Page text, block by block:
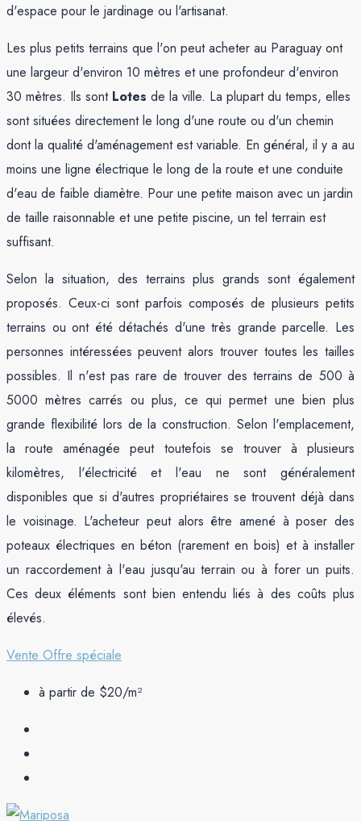
d'espace pour le jardinage ou l'artisanat.
Les plus petits terrains que l'on peut acheter au Paraguay ont
une largeur d'environ 10 mètres et une profondeur d'environ
30 mètres. Ils sont Lotes de la ville. La plupart du temps, elles
sont situées directement le long d'une route ou d'un chemin
dont la qualité d'aménagement est variable. En général, il y a au
moins une ligne électrique le long de la route et une conduite
d'eau de faible diamètre. Pour une petite maison avec un jardin
de taille raisonnable et une petite piscine, un tel terrain est
suffisant.
Selon la situation, des terrains plus grands sont également
proposés. Ceux-ci sont parfois composés de plusieurs petits
terrains ou ont été détachés d'une très grande parcelle. Les
personnes intéressées peuvent alors trouver toutes les tailles
possibles. Il n'est pas rare de trouver des terrains de 500 à
5000 mètres carrés ou plus, ce qui permet une bien plus
grande flexibilité lors de la construction. Selon l'emplacement,
la route aménagée peut toutefois se trouver à plusieurs
kilomètres, l'électricité et l'eau ne sont généralement
disponibles que si d'autres propriétaires se trouvent déjà dans
le voisinage. L'acheteur peut alors être amené à poser des
poteaux électriques en béton (rarement en bois) et à installer
un raccordement à l'eau jusqu'au terrain ou à forer un puits.
Ces deux éléments sont bien entendu liés à des coûts plus
élevés.
Vente Offre spéciale
à partir de $20/m²